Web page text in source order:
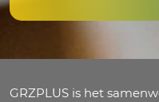
GRZPLUS is het